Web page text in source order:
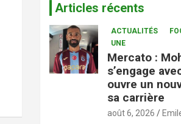
Articles récents
ACTUALITÉS
UNE
Mercato :
s’engage
ouvre un
sa carrière
août 6, 2026